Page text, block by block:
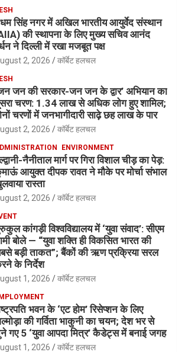
सिंह नगर में अखिल भारतीय आयुर्वेद संस्थान
की स्थापना के लिए मुख्य सचिव आनंद
ने दिल्ली में रखा मजबूत पक्ष
2, 2026 कॉर्बेट हलचल
जन की सरकार-जन जन के द्वार’ अभियान का
चरण: 1.34 लाख से अधिक लोग हुए शामिल;
चरणों में जनभागीदारी साढ़े छह लाख के पार
2, 2026 कॉर्बेट हलचल
ENVIRONMENT
नैनीताल मार्ग पर गिरा विशाल चीड़ का पेड़:
आयुक्त दीपक रावत ने मौके पर मोर्चा संभाल
रास्ता
2, 2026 कॉर्बेट हलचल
कांगड़ी विश्वविद्यालय में ‘युवा संवाद’: सीएम
बोले — “युवा शक्ति ही विकसित भारत की
बड़ी ताकत”; बैंकों की ऋण प्रक्रिया सरल
के निर्देश
1, 2026 कॉर्बेट हलचल
भवन के ‘एट होम’ रिसेप्शन के लिए
की गर्विता भाकुनी का चयन; देश भर से
गए 5 ‘युवा आपदा मित्र’ कैडेट्स में बनाई जगह
1, 2026 कॉर्बेट हलचल